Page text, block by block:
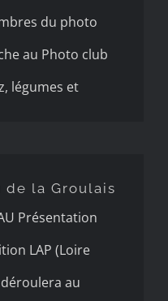
du photo
au Photo club
légumes et
de la Groulais
Présentation
LAP (Loire
au